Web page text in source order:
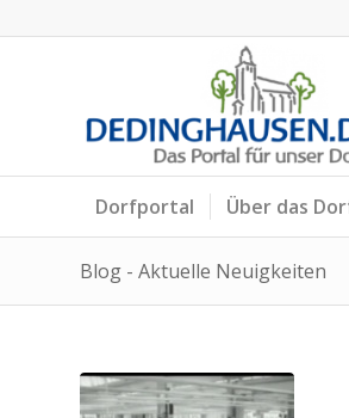
Dorfportal Über das
Blog - Aktuelle Neuigkeiten